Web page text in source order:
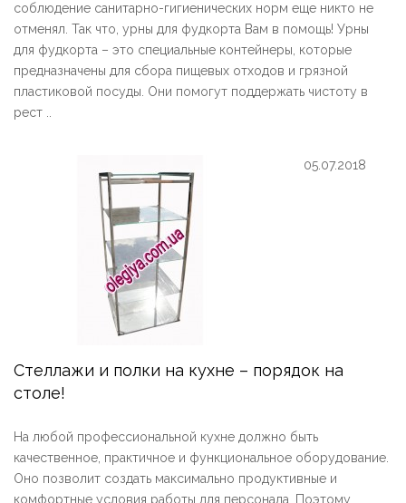
соблюдение санитарно-гигиенических норм еще никто не
отменял. Так что, урны для фудкорта Вам в помощь! Урны
для фудкорта – это специальные контейнеры, которые
предназначены для сбора пищевых отходов и грязной
пластиковой посуды. Они помогут поддержать чистоту в
рест ..
05.07.2018
Стеллажи и полки на кухне – порядок на
столе!
На любой профессиональной кухне должно быть
качественное, практичное и функциональное оборудование.
Оно позволит создать максимально продуктивные и
комфортные условия работы для персонала. Поэтому,